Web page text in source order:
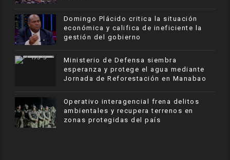
​Domingo Plácido critica la situación
económica y califica de ineficiente la
gestión del gobierno
Ministerio de Defensa siembra
esperanza y protege el agua mediante
Jornada de Reforestación en Manabao
Operativo interagencial frena delitos
ambientales y recupera terrenos en
zonas protegidas del país